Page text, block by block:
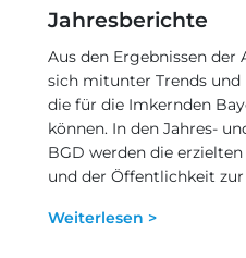
Jahresberichte
Aus den Ergebnissen der
sich mitunter Trends
die für die Imkernden
können. In den Jahres-
BGD werden die
und der Öffentlichkeit
Weiterlesen >